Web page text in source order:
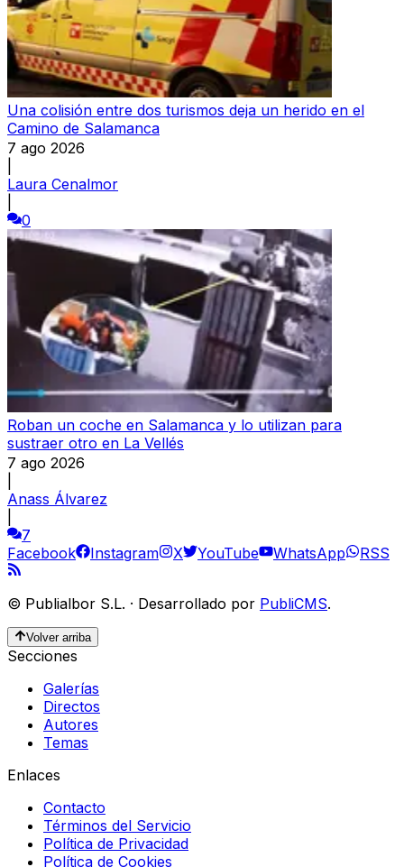
Una colisión entre dos turismos deja un herido en el
Camino de Salamanca
7 ago 2026
Laura Cenalmor
0
Roban un coche en Salamanca y lo utilizan para
sustraer otro en La Vellés
7 ago 2026
Anass Álvarez
7
Facebook
Instagram X YouTube WhatsApp RSS
© Publialbor S.L. · Desarrollado por PubliCMS.
Volver arriba
Secciones
Galerías
Directos
Autores
Temas
Enlaces
Contacto
Términos del Servicio
Política de Privacidad
Política de Cookies